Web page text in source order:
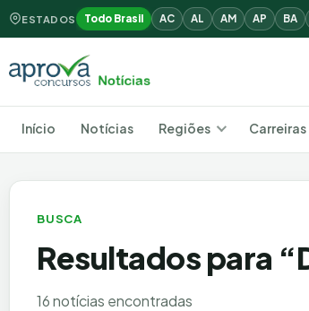
ESTADOS Todo Brasil AC AL AM AP BA
Início Notícias Regiões Carreiras
BUSCA
Resultados para “
16 notícias encontradas